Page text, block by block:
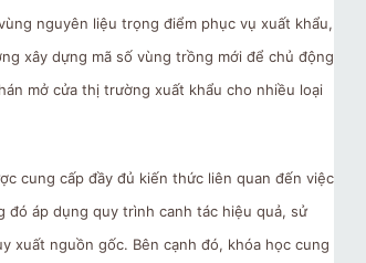
nguyên liệu trọng điểm phục vụ xuất khẩu,
xây dựng mã số vùng trồng mới để chủ động
mở cửa thị trường xuất khẩu cho nhiều loại
cung cấp đầy đủ kiến thức liên quan đến việc
áp dụng quy trình canh tác hiệu quả, sử
xuất nguồn gốc. Bên cạnh đó, khóa học cung